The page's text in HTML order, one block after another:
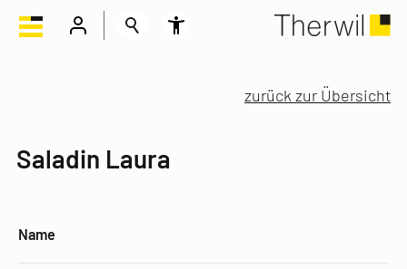
zurück zur Übersicht
Saladin Laura
Name